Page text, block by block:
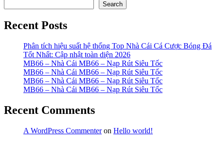
Search
Recent Posts
Phân tích hiệu suất hệ thống Top Nhà Cái Cá Cược Bóng Đá
Tốt Nhất: Cập nhật toàn diện 2026
MB66 – Nhà Cái MB66 – Nạp Rút Siêu Tốc
MB66 – Nhà Cái MB66 – Nạp Rút Siêu Tốc
MB66 – Nhà Cái MB66 – Nạp Rút Siêu Tốc
MB66 – Nhà Cái MB66 – Nạp Rút Siêu Tốc
Recent Comments
A WordPress Commenteron Hello world!